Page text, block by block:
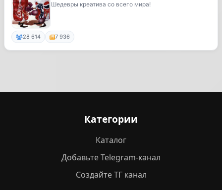
Шедевры креатива со всего мира!
28 614 7 936
Категории
Каталог
Добавьте Telegram-канал
Создайте ТГ канал